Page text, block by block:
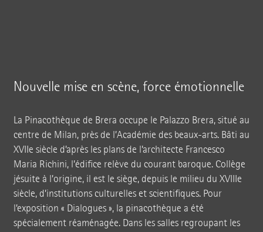
Nouvelle mise en scène, force émotionnelle
La Pinacothèque de Brera occupe le Palazzo Brera, situé au
centre de Milan, près de l’Académie des beaux-arts. Bâti au
XVIIe siècle d’après les plans de l’architecte Francesco
Maria Richini, l’édifice relève du courant baroque. Collège
jésuite à l’origine, il est le siège, depuis le milieu du XVIIIe
siècle, d’institutions culturelles et scientifiques. Pour
l’exposition « Dialogues », la pinacothèque a été
spécialement réaménagée. Dans les salles regroupant les